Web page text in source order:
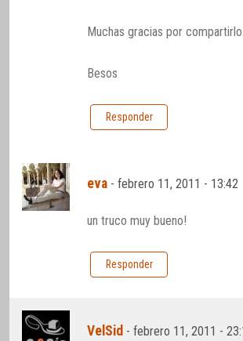
Muchas gracias por compartirlo.
Besos
Responder
eva -febrero 11, 2011 - 13:42
un truco muy bueno!
Responder
VelSid -febrero 11, 2011 -